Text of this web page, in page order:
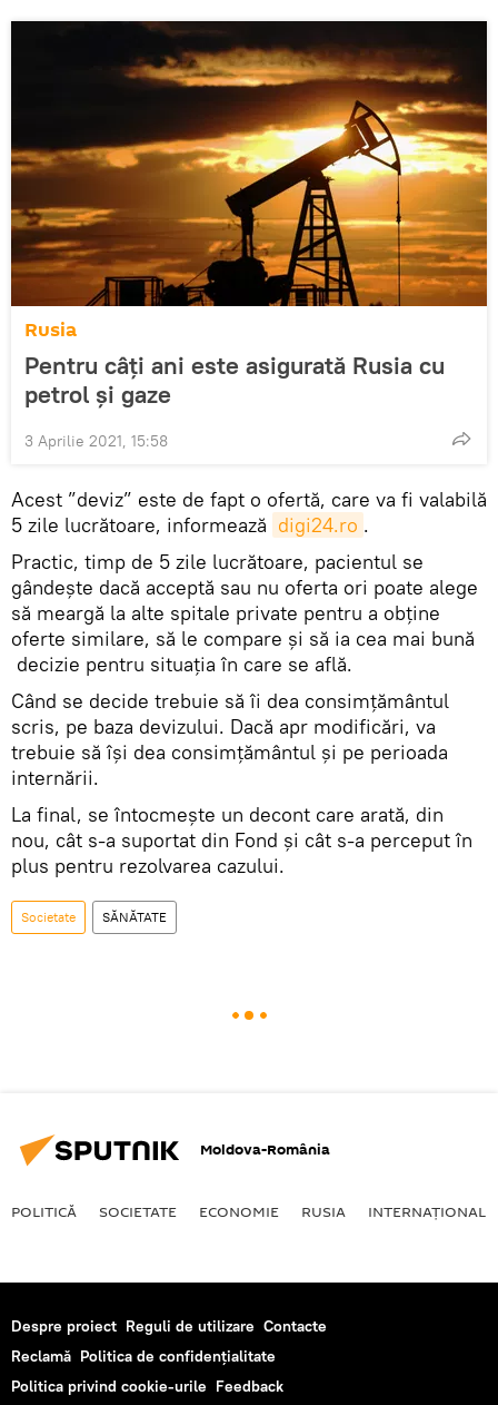
Rusia
Pentru câți ani este asigurată Rusia cu
petrol și gaze
3 Aprilie 2021, 15:58
Acest ”deviz” este de fapt o ofertă, care va fi valabilă
5 zile lucrătoare, informează digi24.ro .
Practic, timp de 5 zile lucrătoare, pacientul se
gândește dacă acceptă sau nu oferta ori poate alege
să meargă la alte spitale private pentru a obține
oferte similare, să le compare și să ia cea mai bună
decizie pentru situația în care se află.
Când se decide trebuie să îi dea consimțământul
scris, pe baza devizului. Dacă apr modificări, va
trebuie să își dea consimțământul și pe perioada
internării.
La final, se întocmește un decont care arată, din
nou, cât s-a suportat din Fond și cât s-a perceput în
plus pentru rezolvarea cazului.
Societate SĂNĂTATE
Moldova-România
POLITICĂ SOCIETATE ECONOMIE RUSIA INTERNAŢIONAL
Despre proiect Reguli de utilizare Contacte
Reclamă Politica de confidențialitate
Politica privind cookie-urile Feedback